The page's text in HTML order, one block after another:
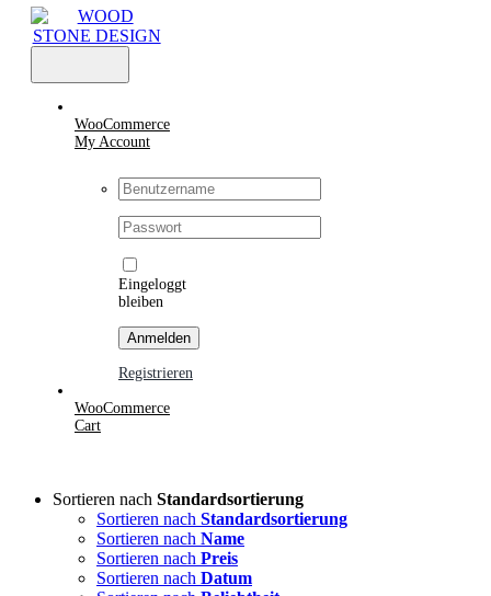
WooCommerce
My Account
Username:
Passwort:
Eingeloggt
bleiben
Registrieren
WooCommerce
Cart
Sortieren nach Standardsortierung
Sortieren nach Standardsortierung
Sortieren nach Name
Sortieren nach Preis
Sortieren nach Datum